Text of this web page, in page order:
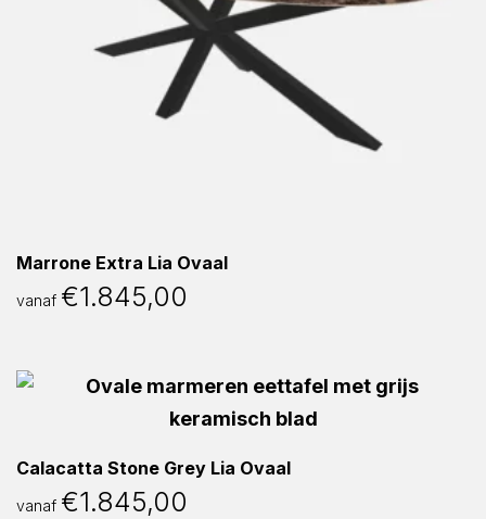
Marrone Extra Lia Ovaal
vanaf €1.845,00
Calacatta Stone Grey Lia Ovaal
vanaf €1.845,00